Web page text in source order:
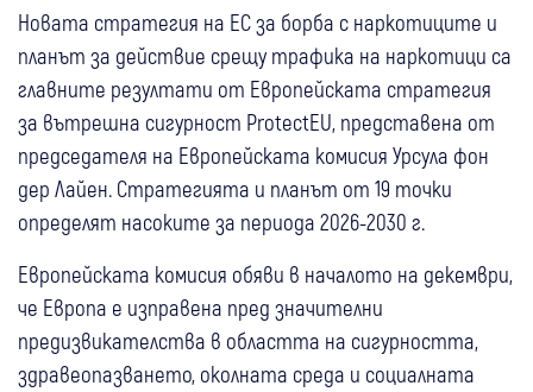
Новата стратегия на ЕС за борба с наркотиците и
планът за действие срещу трафика на наркотици са
главните резултати от Европейската стратегия
за вътрешна сигурност ProtectEU, представена от
председателя на Европейската комисия Урсула фон
дер Лайен. Стратегията и планът от 19 точки
определят насоките за периода 2026-2030 г.
Европейската комисия обяви в началото на декември,
че Европа е изправена пред значителни
предизвикателства в областта на сигурността,
здравеопазването, околната среда и социалната